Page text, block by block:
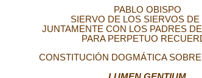
PABLO OBISPO
SIERVO DE LOS SIERVOS DE
JUNTAMENTE CON LOS PADRES
PARA PERPETUO
CONSTITUCIÓN DOGMÁTICA